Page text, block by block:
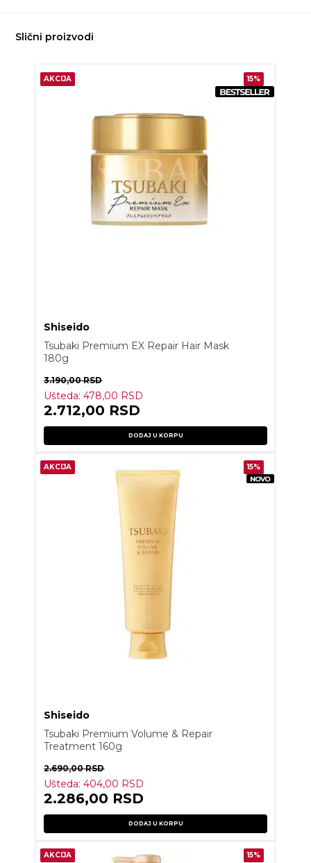
Slični proizvodi
AKCIJA 15%
Shiseido
Tsubaki Premium EX Repair Hair Mask
180g
3.190,00RSD
Ušteda:478,00 RSD
2.712,00 RSD
DODAJ U KORPU
AKCIJA 15%
Shiseido
Tsubaki Premium Volume & Repair
Treatment 160g
2.690,00RSD
Ušteda:404,00 RSD
2.286,00 RSD
DODAJ U KORPU
AKCIJA 15%